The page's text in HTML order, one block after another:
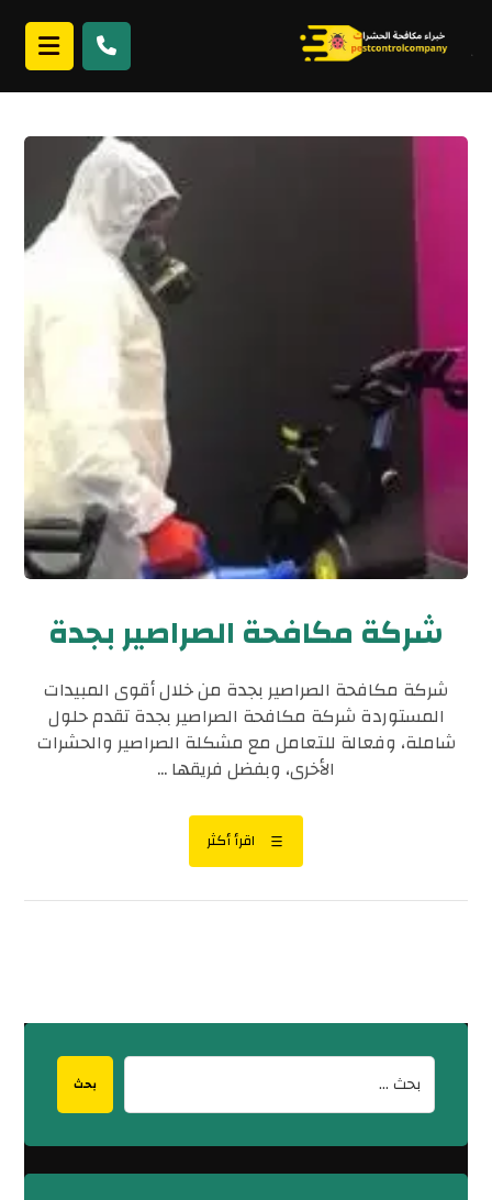
شركة مكافحة الصراصير بجدة
شركة مكافحة الصراصير بجدة من خلال أقوى المبيدات
المستوردة شركة مكافحة الصراصير بجدة تقدم حلول
شاملة، وفعالة للتعامل مع مشكلة الصراصير والحشرات
الأخرى، وبفضل فريقها ...
اقرأ أكثر
بحث